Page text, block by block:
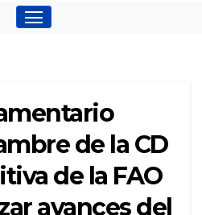
de la CD
de la FAO
avances del